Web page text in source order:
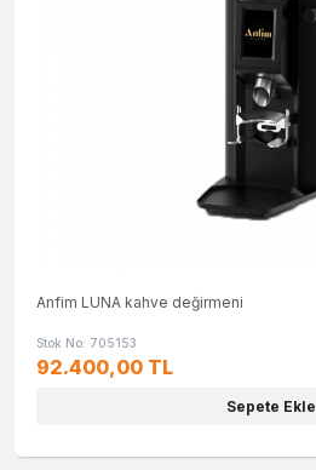
Anfim LUNA kahve değirmeni
Stok No: 705153
92.400,00 TL
Sepete Ekle